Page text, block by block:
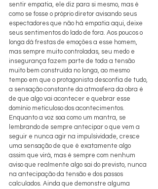
sentir empatia, ele diz para si mesmo, mas é
como se fosse o próprio diretor avisando seus
espectadores que não há empatia aqui, deixe
seus sentimentos do lado de fora. Aos poucos o
longa dá frestas de emoções a esse homem,
mas sempre muito controladas, seu medo e
insegurança fazem parte de toda a tensão
muito bem construída no longa, ao mesmo
tempo em que o protagonista desconfia de tudo,
a sensação constante da atmosfera da obra é
de que algo vai acontecer e quebrar esse
domínio meticuloso dos acontecimentos.
Enquanto a voz soa como um mantra, se
lembrando de sempre antecipar o que vem a
seguir e nunca agir na impulsividade, cresce
uma sensação de que é exatamente algo
assim que virá, mas é sempre com nenhum
aviso que realmente algo sai do previsto, nunca
na antecipação da tensão e dos passos
calculados. Ainda que demonstre alguma